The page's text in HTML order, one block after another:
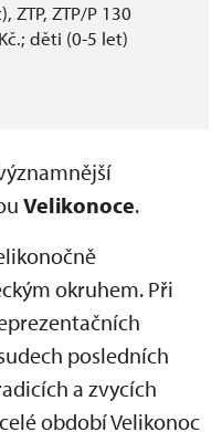
ZTP, ZTP/P 130
děti (0-5 let)
Velikonoce.
okruhem. Při
posledních
a zvycích
období Velikonoc